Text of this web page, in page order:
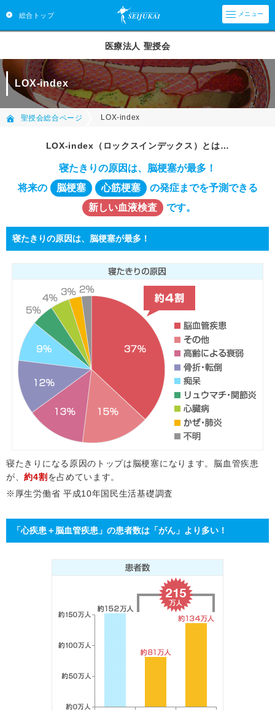
総合トップ メニュー
医療法人 聖授会
LOX-index
聖授会総合ページ LOX-index
LOX-index（ロックスインデックス）とは…
寝たきりの原因は、脳梗塞が最多！
将来の
脳梗塞 心筋梗塞
の発症までを予測できる
新しい血液検査
です。
寝たきりの原因は、脳梗塞が最多！
寝たきりになる原因のトップは脳梗塞になります。脳血管疾患
が、約4割 を占めています。
※厚生労働省 平成10年国民生活基礎調査
「心疾患＋脳血管疾患」の患者数は「がん」より多い！